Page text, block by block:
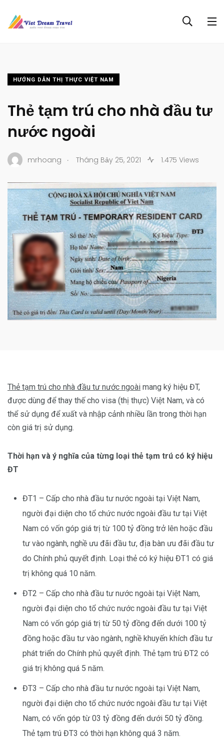
HƯỚNG DẪN THỊ THỰC VIỆT NAM
Thẻ tạm trú cho nhà đầu tư
nước ngoài
mrhoang . Tháng Bảy 25, 2021 1.475 Views
Thẻ tạm trú cho nhà đầu tư nước ngoài mang ký hiệu ĐT,
được dùng để thay thế cho visa (thị thực) Việt Nam, và có
thể sử dụng để xuất và nhập cảnh nhiều lần trong thời hạn
còn giá trị sử dụng.
Thời hạn và ý nghĩa của từng loại thẻ tạm trú có ký hiệu
ĐT
ĐT1 – Cấp cho nhà đầu tư nước ngoài tại Việt Nam,
người đại diện cho tổ chức nước ngoài đầu tư tại Việt
Nam có vốn góp giá trị từ 100 tỷ đồng trở lên hoặc đầu
tư vào ngành, nghề ưu đãi đầu tư, địa bàn ưu đãi đầu tư
do Chính phủ quyết định. Loại thẻ có ký hiệu ĐT1 có giá
trị không quá 10 năm.
ĐT2 – Cấp cho nhà đầu tư nước ngoài tại Việt Nam,
người đại diện cho tổ chức nước ngoài đầu tư tại Việt
Nam có vốn góp giá trị từ 50 tỷ đồng đến dưới 100 tỷ
đồng hoặc đầu tư vào ngành, nghề khuyến khích đầu tư
phát triển do Chính phủ quyết định. Thẻ tạm trú ĐT2 có
giá trị không quá 5 năm.
ĐT3 – Cấp cho nhà đầu tư nước ngoài tại Việt Nam,
người đại diện cho tổ chức nước ngoài đầu tư tại Việt
Nam, có vốn góp từ 03 tỷ đồng đến dưới 50 tỷ đồng.
Thẻ tạm trú ĐT3 có thời hạn không quá 3 năm.